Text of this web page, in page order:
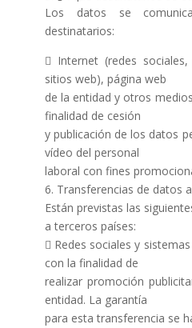
Los datos se
destinatarios:
 Internet (redes
sitios web), página web
de la entidad y otros
finalidad de cesión
y publicación de los datos
vídeo del personal
laboral con fines
6. Transferencias de datos
Están previstas las
a terceros países:
 Redes sociales y
con la finalidad de
realizar promoción
entidad. La garantía
para esta transferencia se